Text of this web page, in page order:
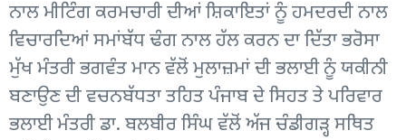
ਨਾਲ ਮੀਟਿੰਗ ਕਰਮਚਾਰੀ ਦੀਆਂ ਸ਼ਿਕਾਇਤਾਂ ਨੂੰ ਹਮਦਰਦੀ ਨਾਲ
ਵਿਚਾਰਦਿਆਂ ਸਮਾਂਬੱਧ ਢੰਗ ਨਾਲ ਹੱਲ ਕਰਨ ਦਾ ਦਿੱਤਾ ਭਰੋਸਾ
ਮੁੱਖ ਮੰਤਰੀ ਭਗਵੰਤ ਮਾਨ ਵੱਲੋਂ ਮੁਲਾਜ਼ਮਾਂ ਦੀ ਭਲਾਈ ਨੂੰ ਯਕੀਨੀ
ਬਣਾਉਣ ਦੀ ਵਚਨਬੱਧਤਾ ਤਹਿਤ ਪੰਜਾਬ ਦੇ ਸਿਹਤ ਤੇ ਪਰਿਵਾਰ
ਭਲਾਈ ਮੰਤਰੀ ਡਾ. ਬਲਬੀਰ ਸਿੰਘ ਵੱਲੋਂ ਅੱਜ ਚੰਡੀਗੜ੍ਹ ਸਥਿਤ